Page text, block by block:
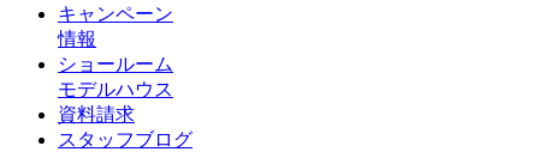
キャンペーン
情報
ショールーム
モデルハウス
資料請求
スタッフブログ